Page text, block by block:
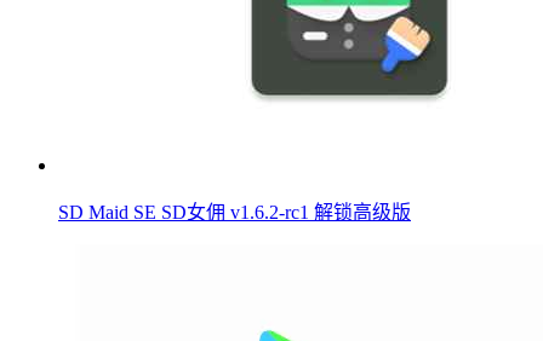
SD Maid SE SD女佣 v1.6.2-rc1 解锁高级版